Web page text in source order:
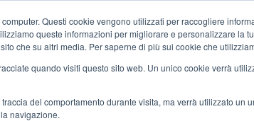
Questi cookie vengono utilizzati per raccogliere
queste informazioni per migliorare e personalizzare la
che su altri media. Per saperne di più sui cookie che
quando visiti questo sito web. Un unico cookie verrà
del comportamento durante visita, ma verrà utilizzato un
navigazione.
User
account
Notizie ed eventi
Servizi Supporto e download Partner